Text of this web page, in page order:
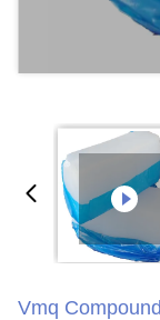
Vmq